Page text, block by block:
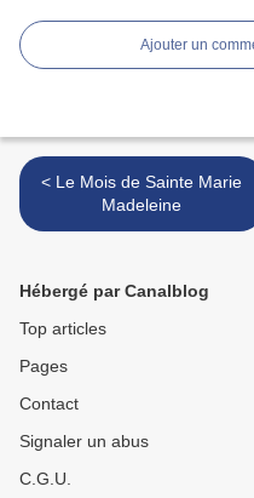
Ajouter un
< Le Mois de Sainte Marie
Madeleine
Hébergé par Canalblog
Top articles
Pages
Contact
Signaler un abus
C.G.U.